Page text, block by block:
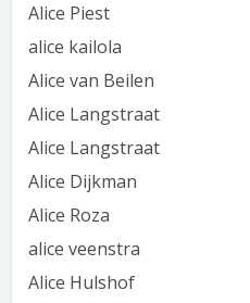
Alice Piest
alice kailola
Alice van Beilen
Alice Langstraat
Alice Langstraat
Alice Dijkman
Alice Roza
alice veenstra
Alice Hulshof